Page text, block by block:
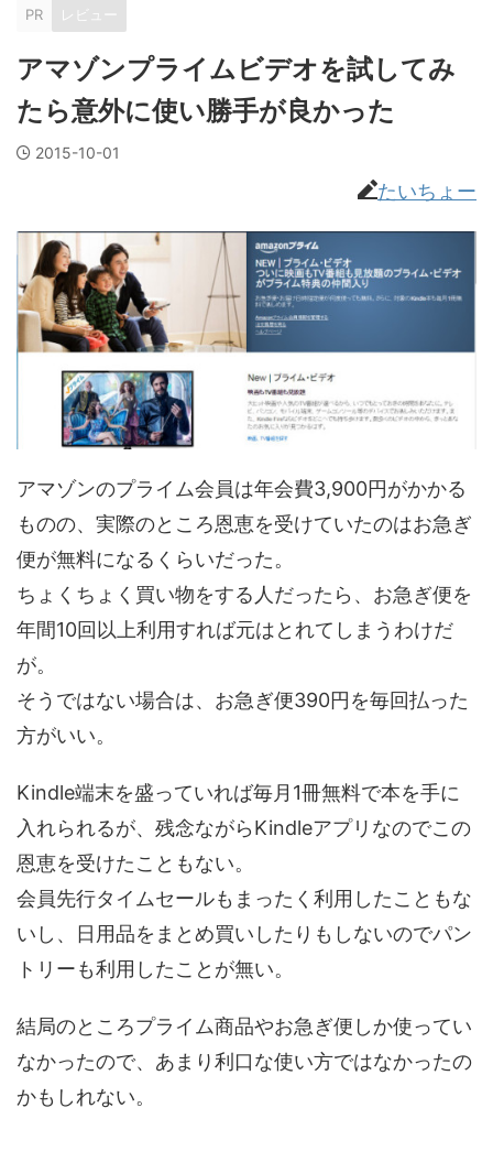
PR レビュー
アマゾンプライムビデオを試してみ
たら意外に使い勝手が良かった
2015-10-01
たいちょー
アマゾンのプライム会員は年会費3,900円がかかる
ものの、実際のところ恩恵を受けていたのはお急ぎ
便が無料になるくらいだった。
ちょくちょく買い物をする人だったら、お急ぎ便を
年間10回以上利用すれば元はとれてしまうわけだ
が。
そうではない場合は、お急ぎ便390円を毎回払った
方がいい。
Kindle端末を盛っていれば毎月1冊無料で本を手に
入れられるが、残念ながらKindleアプリなのでこの
恩恵を受けたこともない。
会員先行タイムセールもまったく利用したこともな
いし、日用品をまとめ買いしたりもしないのでパン
トリーも利用したことが無い。
結局のところプライム商品やお急ぎ便しか使ってい
なかったので、あまり利口な使い方ではなかったの
かもしれない。